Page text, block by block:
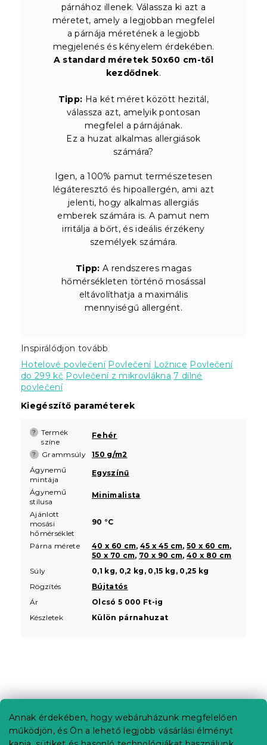
Annak érdekében, hogy webáruházunk megfelelően
működjön, és Ön a lehető legjobb vásárlási élményt
párnához illenek. Válassza ki azt a
méretet, amely a legjobban megfelel
a párnája méretének a legjobb
megjelenés és kényelem érdekében.
A standard méretek 50x60 cm-től
kezdődnek.
Tipp: Ha két méret között hezitál,
válassza azt, amelyik pontosan
megfelel a párnájának.
Ez a huzat alkalmas allergiások
számára?
Igen, a 100% pamut természetesen
légáteresztő és hipoallergén, ami azt
jelenti, hogy alkalmas allergiás
emberek számára is. A pamut nem
irritálja a bőrt, és ideális érzékeny
személyek számára.
Tipp: A rendszeres magas
hőmérsékleten történő mosással
eltávolíthatja a maximális
mennyiségű allergént.
Inspirálódjon tovább
Hotelové povlečení Povlečení Ložnice Povlečení
do 299 kč Povlečení z mikrovlákna 7 dílné
povlečení
Kiegészítő paraméterek
?
Termék
színe
Fehér
? Grammsúly
150 g/m2
Ágynemű
mintája
Egyszínű
Ágynemű
stílusa
Minimalista
Ajánlott
mosási
hőmérséklet
90 °C
Párna mérete 40 x 60 cm,45 x 45 cm,50 x 60 cm,
50 x 70 cm, 70 x 90 cm,40 x 80 cm
Súly
0,1 kg, 0,2 kg, 0,15 kg, 0,25 kg
Rögzítés
Bújtatós
Ár
Olcsó 5 000 Ft-ig
Készletek
Külön párnahuzat
á
Információ az Ön számára